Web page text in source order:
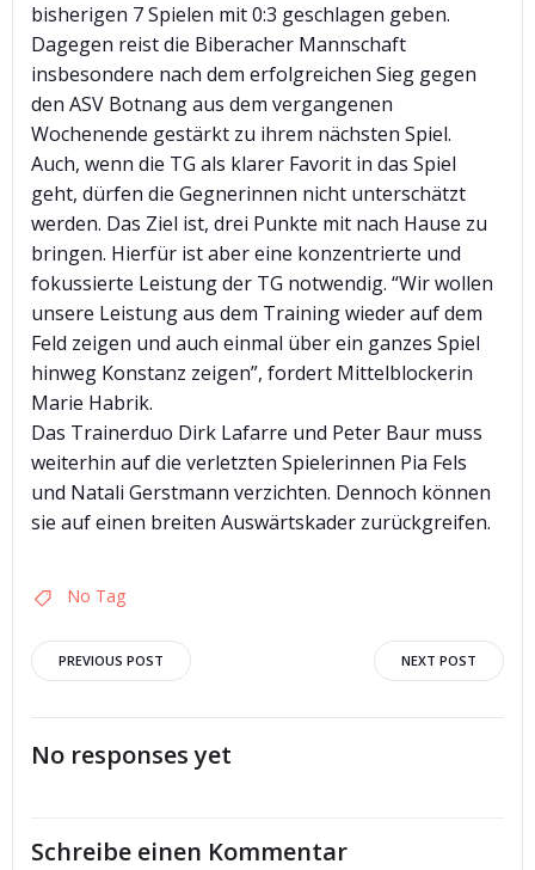
bisherigen 7 Spielen mit 0:3 geschlagen geben.
Dagegen reist die Biberacher Mannschaft
insbesondere nach dem erfolgreichen Sieg gegen
den ASV Botnang aus dem vergangenen
Wochenende gestärkt zu ihrem nächsten Spiel.
Auch, wenn die TG als klarer Favorit in das Spiel
geht, dürfen die Gegnerinnen nicht unterschätzt
werden. Das Ziel ist, drei Punkte mit nach Hause zu
bringen. Hierfür ist aber eine konzentrierte und
fokussierte Leistung der TG notwendig. “Wir wollen
unsere Leistung aus dem Training wieder auf dem
Feld zeigen und auch einmal über ein ganzes Spiel
hinweg Konstanz zeigen”, fordert Mittelblockerin
Marie Habrik.
Das Trainerduo Dirk Lafarre und Peter Baur muss
weiterhin auf die verletzten Spielerinnen Pia Fels
und Natali Gerstmann verzichten. Dennoch können
sie auf einen breiten Auswärtskader zurückgreifen.
No Tag
Post
navigation
PREVIOUS POST
navigation
NEXT POST
No responses yet
Schreibe einen Kommentar